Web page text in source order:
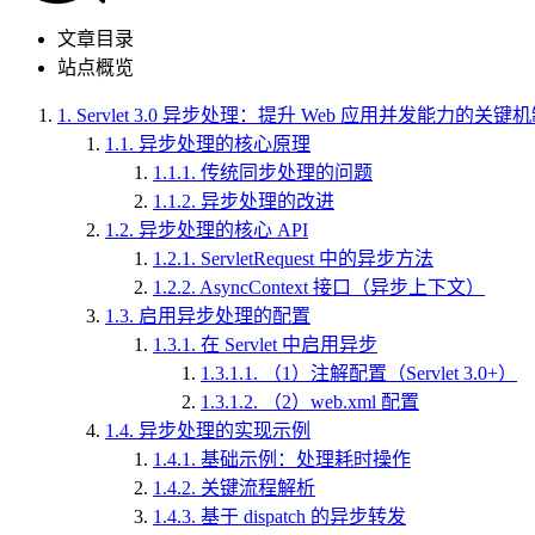
文章目录
站点概览
1. Servlet 3.0 异步处理：提升 Web 应用并发能力的关键
1.1. 异步处理的核心原理
1.1.1. 传统同步处理的问题
1.1.2. 异步处理的改进
1.2. 异步处理的核心 API
1.2.1. ServletRequest 中的异步方法
1.2.2. AsyncContext 接口（异步上下文）
1.3. 启用异步处理的配置
1.3.1. 在 Servlet 中启用异步
1.3.1.1.
（1）注解配置（Servlet 3.0+）
1.3.1.2.
（2）web.xml 配置
1.4. 异步处理的实现示例
1.4.1. 基础示例：处理耗时操作
1.4.2. 关键流程解析
1.4.3. 基于 dispatch 的异步转发